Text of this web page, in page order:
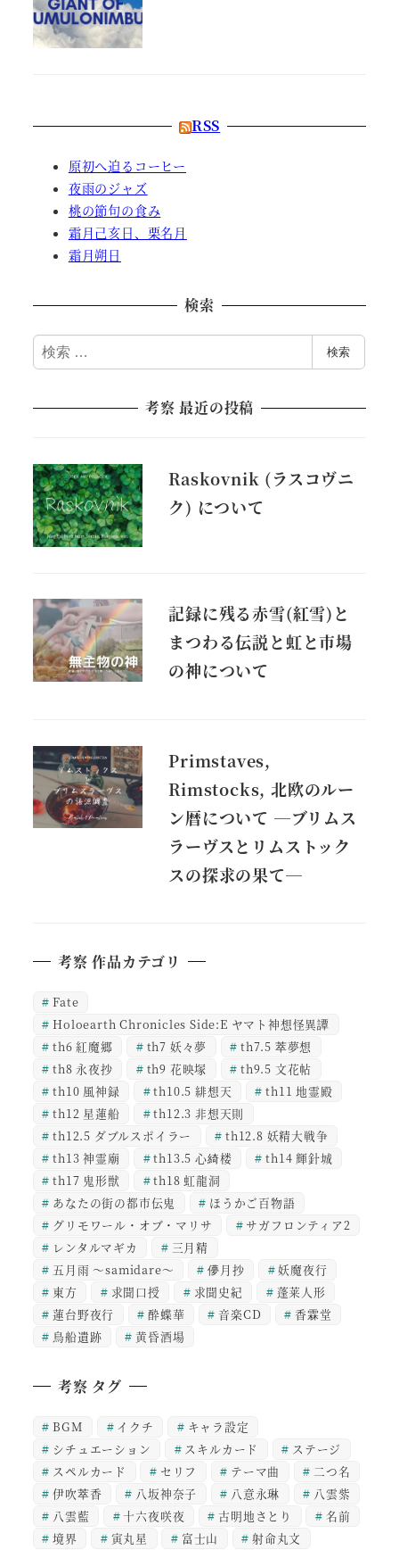
RSS
原初へ迫るコーヒー
夜雨のジャズ
桃の節句の食み
霜月己亥日、栗名月
霜月朔日
検索
検
索
検索
考察 最近の投稿
Raskovnik (ラスコヴニ
ク) について
記録に残る赤雪(紅雪)と
まつわる伝説と虹と市場
の神について
Primstaves,
Rimstocks, 北欧のルー
ン暦について ―ブリムス
ラーヴスとリムストック
スの探求の果て―
考察 作品カテゴリ
Fate
Holoearth Chronicles Side:E ヤマト神想怪異譚
th6 紅魔郷
th7 妖々夢
th7.5 萃夢想
th8 永夜抄
th9 花映塚
th9.5 文花帖
th10 風神録
th10.5 緋想天
th11 地霊殿
th12 星蓮船
th12.3 非想天則
th12.5 ダブルスポイラー
th12.8 妖精大戦争
th13 神霊廟
th13.5 心綺楼
th14 輝針城
th17 鬼形獣
th18 虹龍洞
あなたの街の都市伝鬼
ほうかご百物語
グリモワール・オブ・マリサ
サガフロンティア2
レンタルマギカ
三月精
五月雨 ～samidare～
儚月抄
妖魔夜行
東方
求聞口授 求聞史紀
蓬莱人形
蓮台野夜行
酔蝶華 音楽CD
香霖堂
鳥船遺跡
黄昏酒場
考察 タグ
BGM イクチ
キャラ設定
シチュエーション
スキルカード
ステージ
スペルカード
セリフ テーマ曲
二つ名
伊吹萃香
八坂神奈子 八意永琳
八雲紫
八雲藍
十六夜咲夜 古明地さとり
名前
境界
寅丸星 富士山
射命丸文